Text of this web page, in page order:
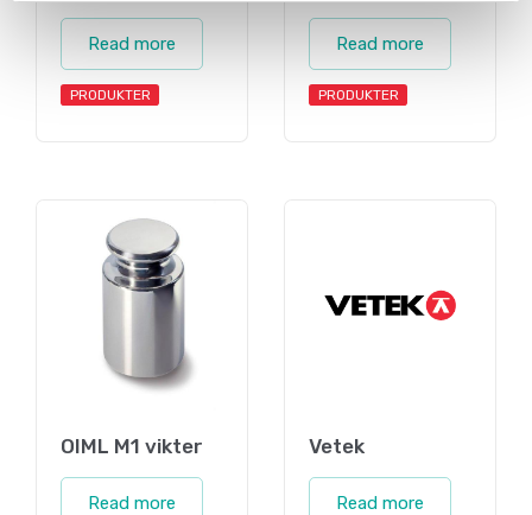
Read more
PRODUKTER
Read more
PRODUKTER
OIML M1 vikter
Read more
Vetek
Read more